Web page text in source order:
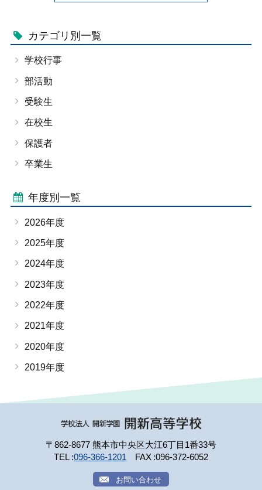
カテゴリ別一覧
学校行事
部活動
受験生
在校生
保護者
卒業生
年度別一覧
2026年度
2025年度
2024年度
2023年度
2022年度
2021年度
2020年度
2019年度
〒862-8677 熊本市中央区大江6丁目1番33号
TEL 096-366-1201 FAX 096-372-6052
お問い合わせ